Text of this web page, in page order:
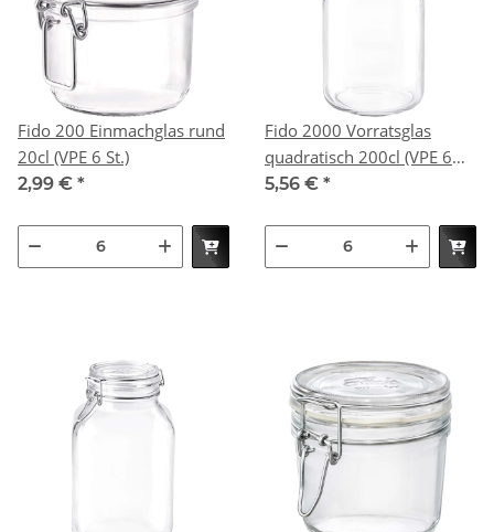
Fido 200 Einmachglas rund
20cl (VPE 6 St.)
2,99 € *
Fido 2000 Vorratsglas
quadratisch 200cl (VPE 6
St.)
5,56 € *